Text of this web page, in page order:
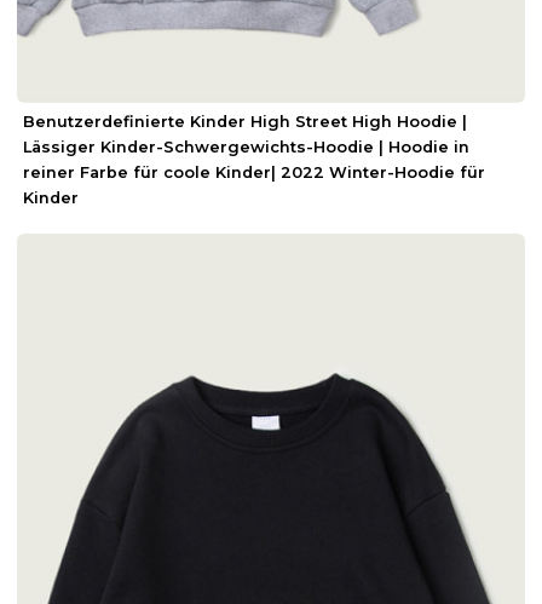
Benutzerdefinierte Kinder High Street High Hoodie |
Lässiger Kinder-Schwergewichts-Hoodie | Hoodie in
reiner Farbe für coole Kinder| 2022 Winter-Hoodie für
Kinder